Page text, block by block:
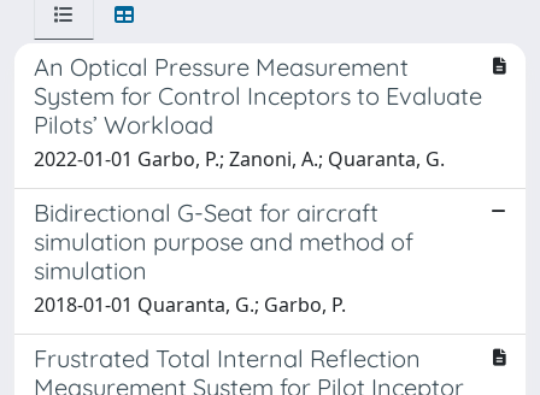
An Optical Pressure Measurement
System for Control Inceptors to Evaluate
Pilots’ Workload
2022-01-01 Garbo, P.; Zanoni, A.; Quaranta, G.
Bidirectional G-Seat for aircraft
simulation purpose and method of
simulation
2018-01-01 Quaranta, G.; Garbo, P.
Frustrated Total Internal Reflection
Measurement System for Pilot Inceptor